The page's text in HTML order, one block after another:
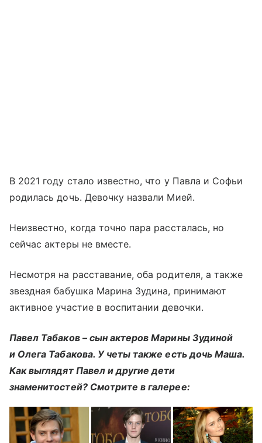
В 2021 году стало известно, что у Павла и Софьи
родилась дочь. Девочку назвали Мией.
Неизвестно, когда точно пара рассталась, но
сейчас актеры не вместе.
Несмотря на расставание, оба родителя, а также
звездная бабушка Марина Зудина, принимают
активное участие в воспитании девочки.
Павел Табаков – сын актеров Марины Зудиной
и Олега Табакова. У четы также есть дочь Маша.
Как выглядят Павел и другие дети
знаменитостей? Смотрите в галерее: